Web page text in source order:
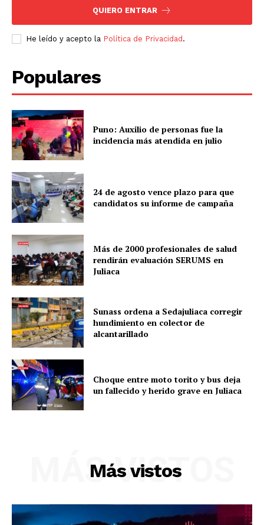
QUIERO ENTRAR
He leído y acepto la Política de Privacidad.
Populares
Puno: Auxilio de personas fue la
incidencia más atendida en julio
24 de agosto vence plazo para que
candidatos su informe de campaña
Más de 2000 profesionales de salud
rendirán evaluación SERUMS en
Juliaca
Sunass ordena a Sedajuliaca corregir
hundimiento en colector de
alcantarillado
Choque entre moto torito y bus deja
un fallecido y herido grave en Juliaca
Más vistos
MÁS VISTOS